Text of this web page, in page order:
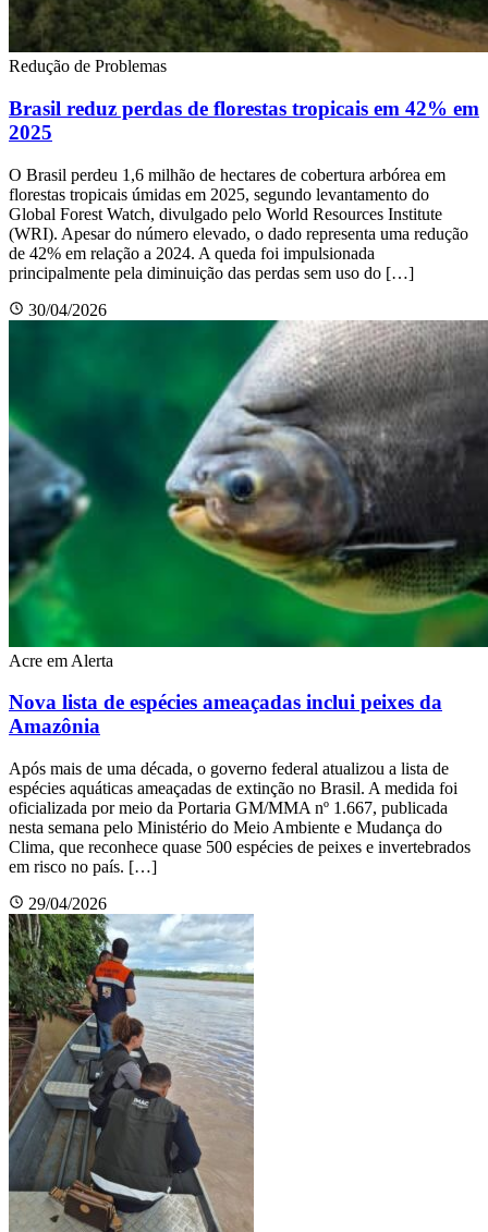
Redução de Problemas
Brasil reduz perdas de florestas tropicais em 42% em
2025
O Brasil perdeu 1,6 milhão de hectares de cobertura arbórea em
florestas tropicais úmidas em 2025, segundo levantamento do
Global Forest Watch, divulgado pelo World Resources Institute
(WRI). Apesar do número elevado, o dado representa uma redução
de 42% em relação a 2024. A queda foi impulsionada
principalmente pela diminuição das perdas sem uso do […]
30/04/2026
Acre em Alerta
Nova lista de espécies ameaçadas inclui peixes da
Amazônia
Após mais de uma década, o governo federal atualizou a lista de
espécies aquáticas ameaçadas de extinção no Brasil. A medida foi
oficializada por meio da Portaria GM/MMA nº 1.667, publicada
nesta semana pelo Ministério do Meio Ambiente e Mudança do
Clima, que reconhece quase 500 espécies de peixes e invertebrados
em risco no país. […]
29/04/2026